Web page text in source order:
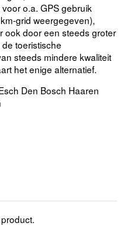
o.a. GPS gebruik
grid weergegeven),
ook door een steeds groter
toeristische
steeds mindere kwaliteit
het enige alternatief.
Den Bosch Haaren